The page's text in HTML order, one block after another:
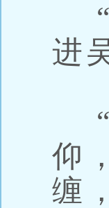
“
进
“
仰
缠